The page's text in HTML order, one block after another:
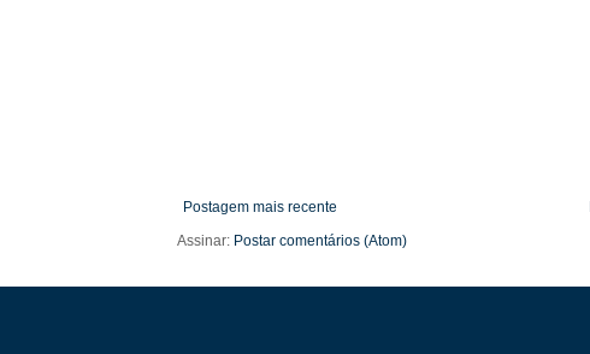
Postagem mais recente
Assinar: Postar comentários (Atom)